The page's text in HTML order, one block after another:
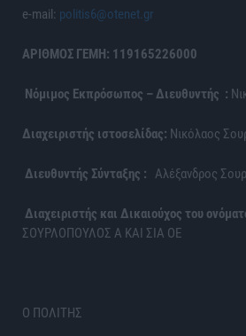
e-mail: politis6@otenet.gr
ΑΡΙΘΜΟΣ ΓΕΜΗ: 119165226000
Νόμιμος Εκπρόσωπος – Διευθυντής :
Διαχειριστής ιστοσελίδας: Νικόλαος
Διευθυντής Σύνταξης : Αλέξανδρος
Διαχειριστής και Δικαιούχος του
ΣΟΥΡΛΟΠΟΥΛΟΣ Α ΚΑΙ ΣΙΑ ΟΕ
Ο ΠΟΛΙΤΗΣ